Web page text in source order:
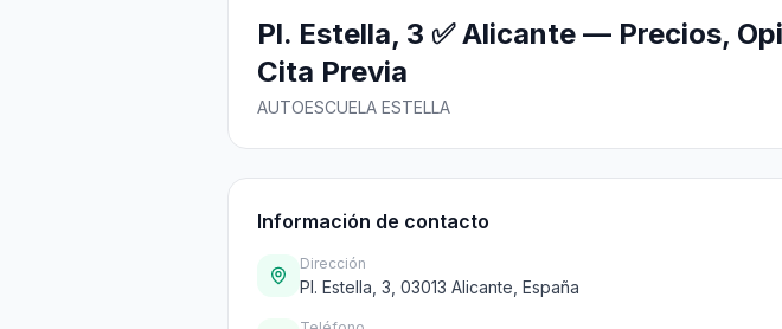
Pl. Estella, 3 ✅ Alicante — Precios,
Cita Previa
AUTOESCUELA ESTELLA
Información de contacto
Dirección
Pl. Estella, 3, 03013 Alicante, España